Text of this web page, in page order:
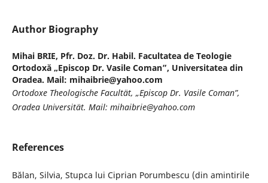
Author Biography
Mihai BRIE, Pfr. Doz. Dr. Habil. Facultatea de Teologie
Ortodoxă „Episcop Dr. Vasile Coman”, Universitatea din
Oradea. Mail: mihaibrie@yahoo.com
Ortodoxe Theologische Facultät, „Episcop Dr. Vasile Coman”,
Oradea Universität. Mail: mihaibrie@yahoo.com
References
Bălan, Silvia, Stupca lui Ciprian Porumbescu (din amintirile